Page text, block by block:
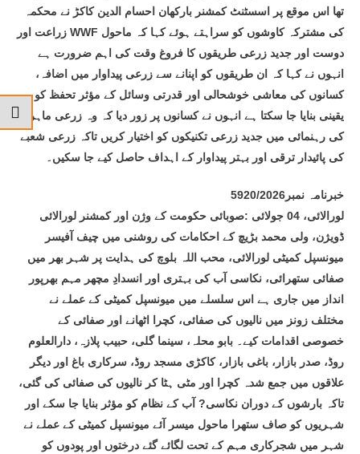
تھا اس موقع پر اسسٹنٹ کمشنر بارکھان احسام الدین کاکڑ نے محکمہ
زراعت اور WWF کی مشترکہ کاوشوں کو سراہتے ہوئے کہا کہ ماحول
دوست اور جدید زرعی طریقوں کا فروغ وقت کی اہم ضرورت ہے
انہوں نے کہا کہ ان طریقوں کو اپنانے سے زرعی پیداوار میں اضافہ،
کسانوں کی معاشی خوشحالی اور قدرتی وسائل کے مؤثر تحفظ کو
یقینی بنایا جا سکتا ہے انہوں نے کسانوں پر زور دیا کہ وہ زرعی ماہرین
کی رہنمائی میں جدید زرعی تکنیکوں کو اختیار کریں تاکہ زرعی شعبے
کی پائیدار ترقی اور بہتر پیداوار کے اہداف حاصل کیے جا سکیں۔
خبرنامہ نمبر5920/2026
لورالائی، 04 جولائی :صوبائی حکومت کے وژن اور کمشنر لورالائی
ڈویژن، ولی محمد بڑیچ کے احکامات کی روشنی میں چیف آفیسر
میونسپل کمیٹی لورالائی، محب اللہ بلوچ کی ہدایت پر شہر بھر میں
صفائی ستھرائی، نکاسی آب کی بہتری اور انسدادِ مچھر مہم بھرپور
انداز میں جاری ہے اس سلسلے میں میونسپل کمیٹی کے عملے نے
مختلف زونز میں نالیوں کی صفائی، کچرا اٹھانے اور صفائی کے
خصوصی اقدامات کیے۔ بابو محلہ، سینما گلی، حبیب پلازہ، دارالعلوم
روڈ، صدر بازار، باغی بازار، کاکڑی مسجد روڈ، سرکاری باغ اور دیگر
علاقوں میں جمع شدہ کچرا اور مٹی ہٹا کر نالیوں کی صفائی کی گئی،
تاکہ بارشوں کے دوران نکاسی? آب کے نظام کو مؤثر بنایا جا سکے اور
شہریوں کو صاف ستھرا ماحول میسر آئے میونسپل کمیٹی کے عملے نے
شہر میں شجرکاری مہم کے تحت لگائے گئے درختوں اور پودوں کو